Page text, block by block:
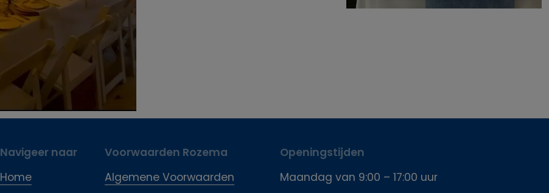
Navigeer naar
Home
Voorwaarden Rozema
Algemene Voorwaarden
Openingstijden
Maandag van 9:00 – 17:00 uur